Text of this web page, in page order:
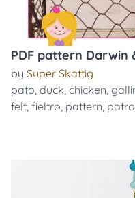
PDF pattern Darwin
by Super Skattig
pato, duck, chicken,
felt, fieltro, pattern,